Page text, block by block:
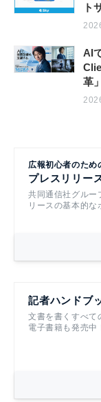
ト
AI
革
広報初心者のため
プレスリリー
共同通信社グルー
リースの基本的な
記者ハンドブ
文書を書くすべて
電子書籍も発売中